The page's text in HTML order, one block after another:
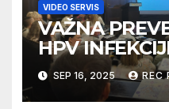
VIDEO SERVIS
VAŽNA
HPV
SEP 16, 2025 REC